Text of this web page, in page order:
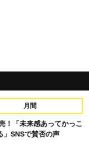
月間
！「未来感あってかっこ
」SNSで賛否の声